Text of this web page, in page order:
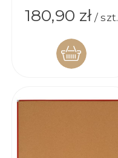
180,90 zł/ szt.